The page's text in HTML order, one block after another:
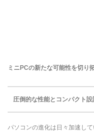
ミニPCの新たな可能性を切り
圧倒的な性能とコンパクト
パソコンの進化は日々加速し